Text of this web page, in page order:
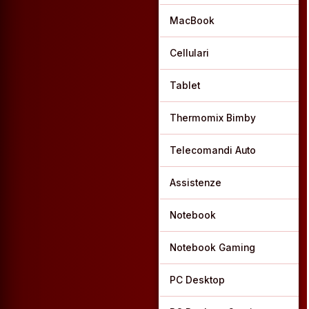
MacBook
Cellulari
Tablet
Thermomix Bimby
Telecomandi Auto
Assistenze
Notebook
Notebook Gaming
PC Desktop